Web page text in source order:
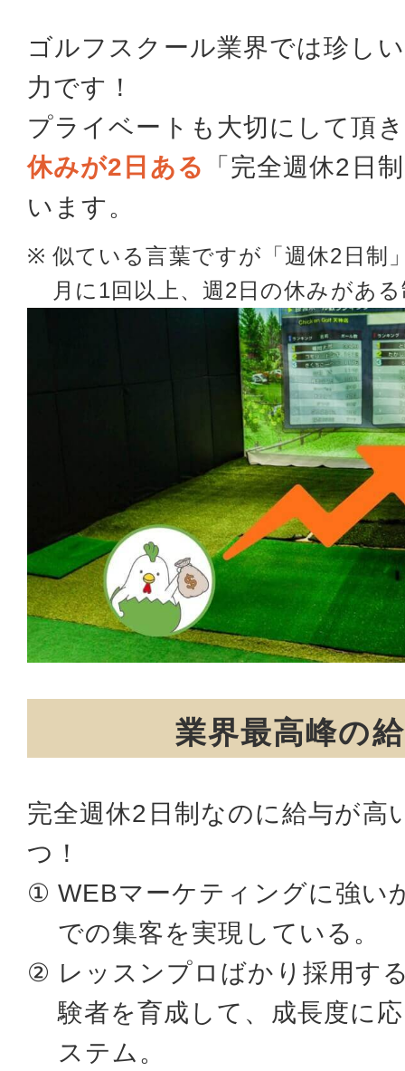
ゴルフスクール業界では珍しい
力です！
プライベートも大切にして頂
休みが2日ある
「完全週休2日
います。
似ている言葉ですが「週休2日制
月に1回以上、週2日の休みがあ
業界最高峰の
完全週休2日制なのに給与が高
つ！
WEBマーケティングに強い
での集客を実現している。
レッスンプロばかり採用す
験者を育成して、成長度に
ステム。